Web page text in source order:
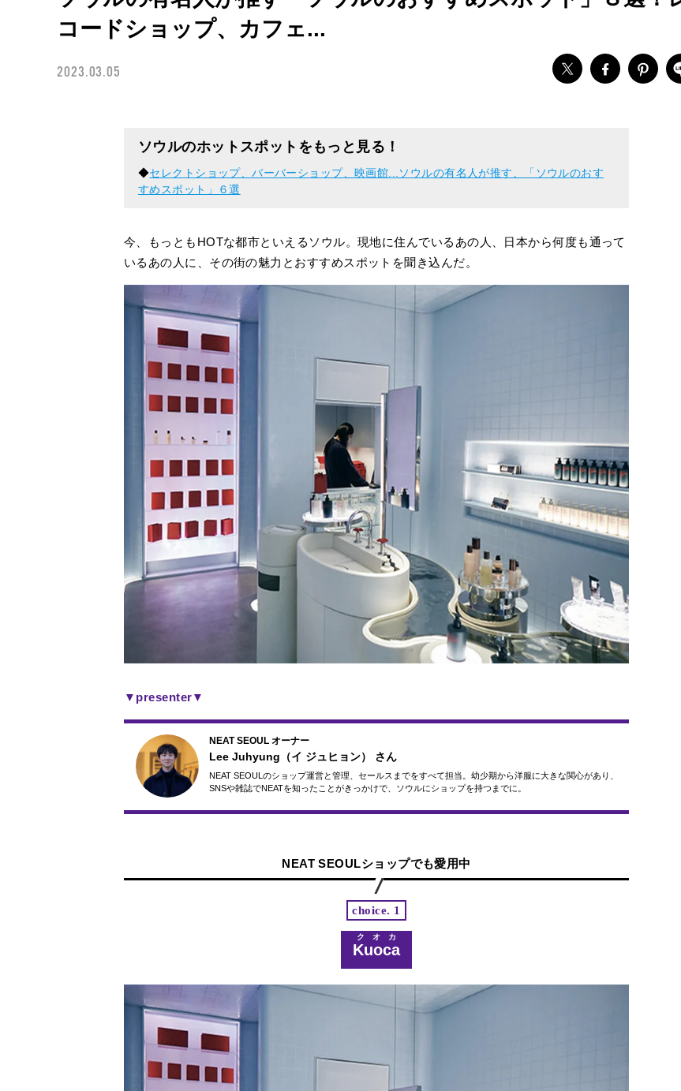
コードショップ、カフェ...
2023.03.05
ソウルのホットスポットをもっと見る！
◆セレクトショップ、バーバーショップ、映画館...ソウルの有名人が推す、「ソウルのおす
すめスポット」６選
今、もっともHOTな都市といえるソウル。現地に住んでいるあの人、日本から何度も通って
いるあの人に、その街の魅力とおすすめスポットを聞き込んだ。
▼ presenter▼
NEAT SEOUL オーナー
Lee Juhyung（イ ジュヒョン） さん
NEAT SEOULのショップ運営と管理、セールスまでをすべて担当。幼少期から洋服に大きな関心があり、
SNSや雑誌でNEATを知ったことがきっかけで、ソウルにショップを持つまでに。
NEAT SEOULショップでも愛用中
choice. 1
Kuoca
クオカ